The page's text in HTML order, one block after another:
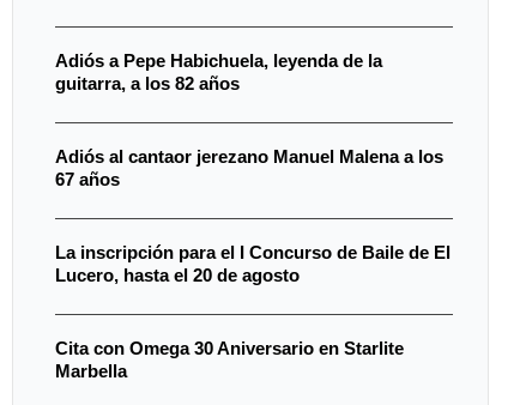
Adiós a Pepe Habichuela, leyenda de la
guitarra, a los 82 años
Adiós al cantaor jerezano Manuel Malena a los
67 años
La inscripción para el I Concurso de Baile de El
Lucero, hasta el 20 de agosto
Cita con Omega 30 Aniversario en Starlite
Marbella